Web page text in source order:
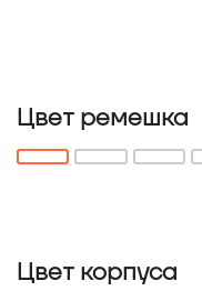
Цвет ремешка
Цвет корпуса